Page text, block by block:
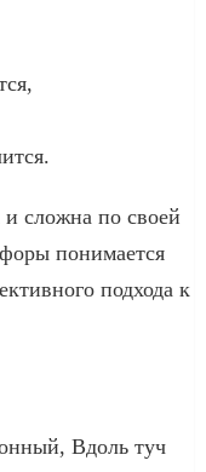
слож­на по сво­ей
пони­ма­ет­ся
под­хо­да к
Вдоль туч